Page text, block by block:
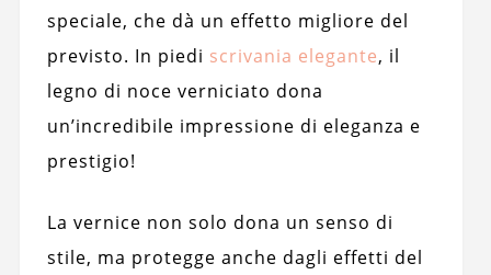
speciale, che dà un effetto migliore del
previsto. In piedi scrivania elegante, il
legno di noce verniciato dona
un’incredibile impressione di eleganza e
prestigio!
La vernice non solo dona un senso di
stile, ma protegge anche dagli effetti del